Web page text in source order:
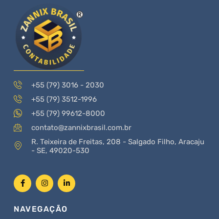
+55 (79) 3016 - 2030
+55 (79) 3512-1996
+55 (79) 99612-8000
contato@zannixbrasil.com.br
R. Teixeira de Freitas, 208 - Salgado Filho, Aracaju
- SE, 49020-530
NAVEGAÇÃO